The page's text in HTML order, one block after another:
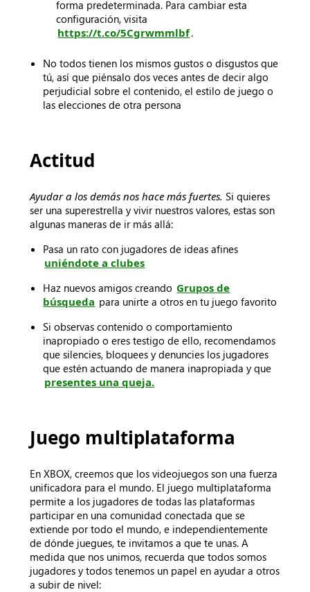
forma predeterminada. Para cambiar esta
configuración, visita
https://t.co/5Cgrwmmlbf.
No todos tienen los mismos gustos o disgustos que
tú, así que piénsalo dos veces antes de decir algo
perjudicial sobre el contenido, el estilo de juego o
las elecciones de otra persona
Actitud
Ayudar a los demás nos hace más fuertes. Si quieres
ser una superestrella y vivir nuestros valores, estas son
algunas maneras de ir más allá:
Pasa un rato con jugadores de ideas afines
uniéndote a clubes
Haz nuevos amigos creando Grupos de
búsqueda para unirte a otros en tu juego favorito
Si observas contenido o comportamiento
inapropiado o eres testigo de ello, recomendamos
que silencies, bloquees y denuncies los jugadores
que estén actuando de manera inapropiada y que
presentes una queja.
Juego multiplataforma
En XBOX, creemos que los videojuegos son una fuerza
unificadora para el mundo. El juego multiplataforma
permite a los jugadores de todas las plataformas
participar en una comunidad conectada que se
extiende por todo el mundo, e independientemente
de dónde juegues, te invitamos a que te unas. A
medida que nos unimos, recuerda que todos somos
jugadores y todos tenemos un papel en ayudar a otros
a subir de nivel: